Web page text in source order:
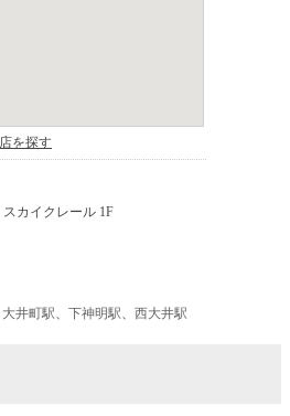
大井町駅 下神明駅 西大井駅